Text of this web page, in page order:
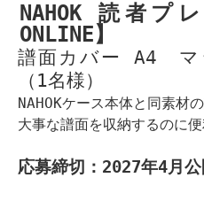
NAHOK 読者プ
ONLINE】
譜面カバー A4 マ
（1名様）
NAHOKケース本体と同素材
大事な譜面を収納するのに便
応募締切：2027年4月